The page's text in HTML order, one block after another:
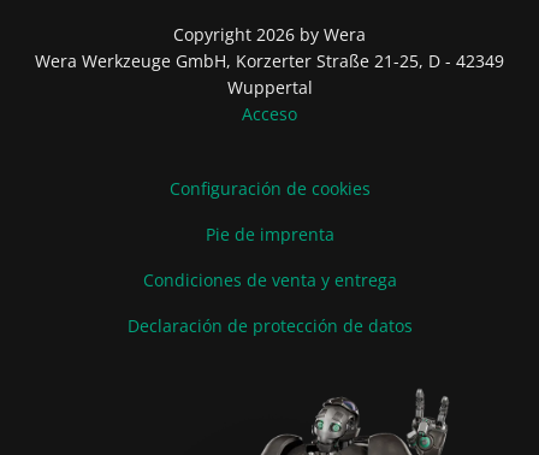
Copyright 2026 by Wera
Wera Werkzeuge GmbH, Korzerter Straße 21-25, D - 42349
Wuppertal
Acceso
Configuración de cookies
Pie de imprenta
Condiciones de venta y entrega
Declaración de protección de datos